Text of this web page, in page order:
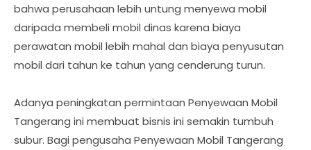
bahwa perusahaan lebih untung menyewa mobil
daripada membeli mobil dinas karena biaya
perawatan mobil lebih mahal dan biaya penyusutan
mobil dari tahun ke tahun yang cenderung turun.
Adanya peningkatan permintaan Penyewaan Mobil
Tangerang ini membuat bisnis ini semakin tumbuh
subur. Bagi pengusaha Penyewaan Mobil Tangerang